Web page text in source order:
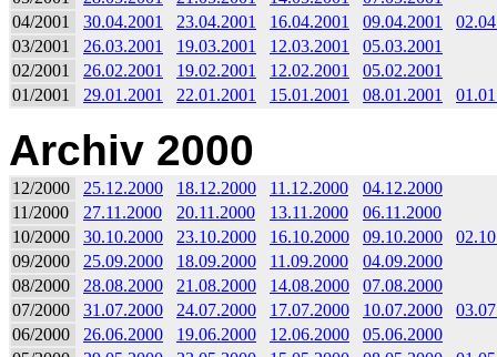
04/2001
30.04.2001 23.04.2001 16.04.2001 09.04.2001
03/2001
26.03.2001 19.03.2001 12.03.2001
05.03.2001
02/2001
26.02.2001 19.02.2001 12.02.2001
05.02.2001
01/2001
29.01.2001 22.01.2001 15.01.2001 08.01.2001
Archiv 2000
12/2000 25.12.2000 18.12.2000 11.12.2000
04.12.2000
11/2000
27.11.2000 20.11.2000 13.11.2000
06.11.2000
10/2000
30.10.2000 23.10.2000 16.10.2000 09.10.2000
09/2000
25.09.2000 18.09.2000 11.09.2000
04.09.2000
08/2000
28.08.2000 21.08.2000 14.08.2000
07.08.2000
07/2000
31.07.2000 24.07.2000 17.07.2000 10.07.2000
06/2000
26.06.2000 19.06.2000 12.06.2000
05.06.2000